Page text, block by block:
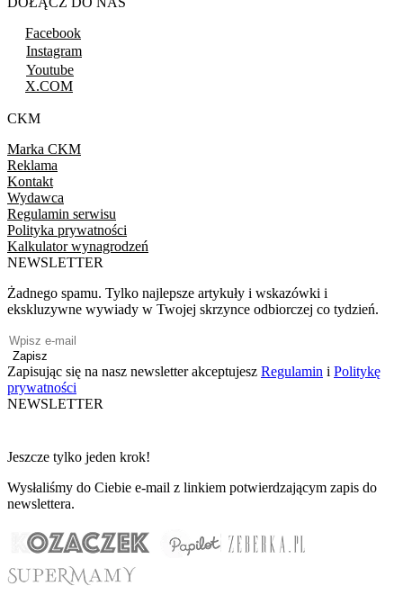
Facebook
Instagram
Youtube
X.COM
CKM
Marka CKM
Reklama
Kontakt
Wydawca
Regulamin serwisu
Polityka prywatności
Kalkulator wynagrodzeń
NEWSLETTER
Żadnego spamu. Tylko najlepsze artykuły i wskazówki i
ekskluzywne wywiady w Twojej skrzynce odbiorczej co tydzień.
Zapisz
Zapisując się na nasz newsletter akceptujesz Regulamin i Politykę
prywatności
NEWSLETTER
Jeszcze tylko jeden krok!
Wysłaliśmy do Ciebie e-mail z linkiem potwierdzającym zapis do
newslettera.